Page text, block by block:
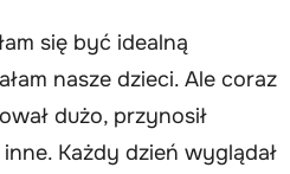
się być idealną
nasze dzieci. Ale coraz
dużo, przynosił
Każdy dzień wyglądał